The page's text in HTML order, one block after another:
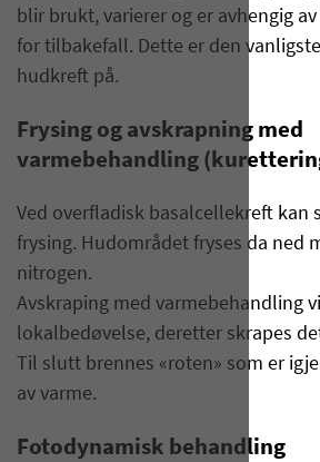
blir brukt, varierer og er avhengig
for tilbakefall. Dette er den
hudkreft på.
Frysing og avskrapning med
varmebehandling
Ved overfladisk basalcellekreft kan
frysing. Hudområdet fryses da ned
nitrogen.
Avskraping med varmebehandling
lokalbedøvelse, deretter skrapes
Til slutt brennes «roten» som er
av varme.
Fotodynamisk behandling